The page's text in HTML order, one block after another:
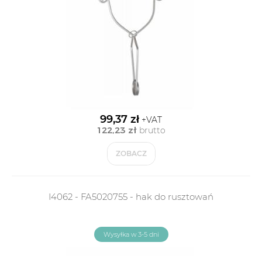
99,37 zł +VAT
122,23 zł brutto
ZOBACZ
I4062 - FA5020755 - hak do rusztowań
Wysyłka w 3-5 dni